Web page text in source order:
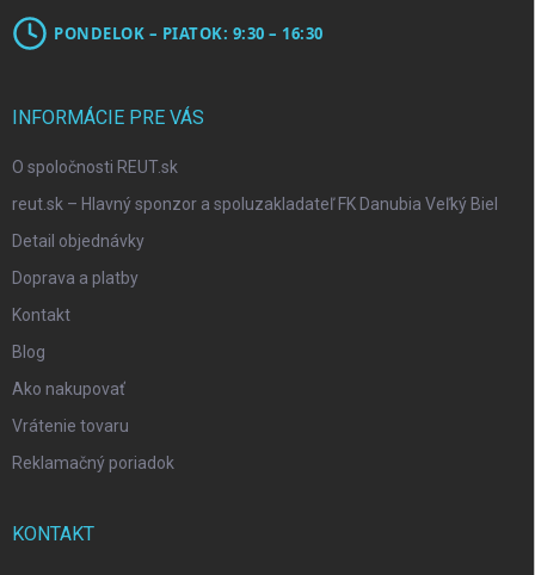
PONDELOK – PIATOK: 9:30 – 16:30
INFORMÁCIE PRE VÁS
O spoločnosti REUT.sk
reut.sk – Hlavný sponzor a spoluzakladateľ FK Danubia Veľký Biel
Detail objednávky
Doprava a platby
Kontakt
Blog
Ako nakupovať
Vrátenie tovaru
Reklamačný poriadok
KONTAKT